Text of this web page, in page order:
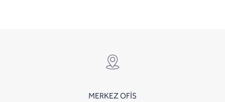
MERKEZ OFİS